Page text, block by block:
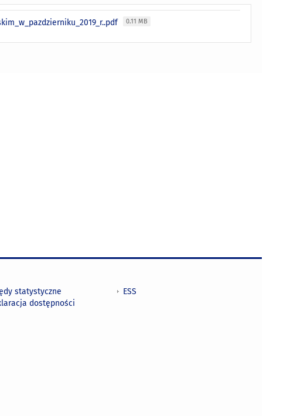
0.11 MB
statystyczne
dostępności
ESS